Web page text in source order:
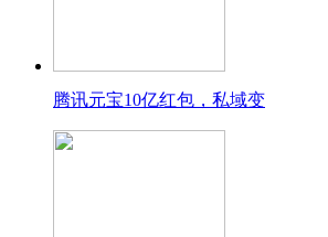
腾讯元宝10亿红包，私域变